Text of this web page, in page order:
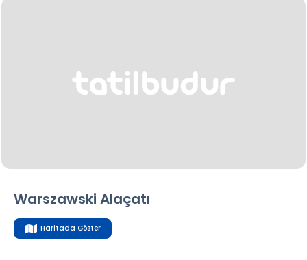
Warszawski Alaçatı
Haritada Göster